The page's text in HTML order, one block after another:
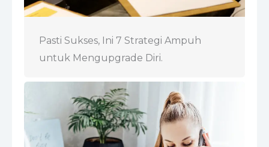
Pasti Sukses, Ini 7 Strategi Ampuh
untuk Mengupgrade Diri.